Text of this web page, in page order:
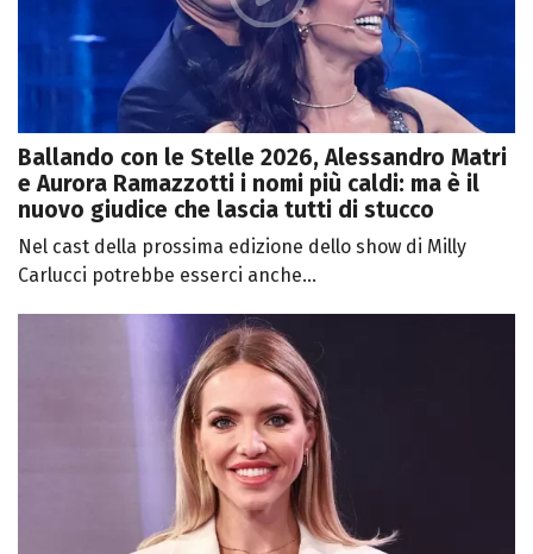
Ballando con le Stelle 2026, Alessandro Matri
e Aurora Ramazzotti i nomi più caldi: ma è il
nuovo giudice che lascia tutti di stucco
Nel cast della prossima edizione dello show di Milly
Carlucci potrebbe esserci anche...